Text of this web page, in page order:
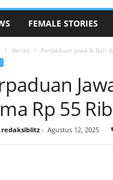
FEMALE STORIES
Berita Perpaduan Jawa & Bali
Rp 55
redaksiblitz- Agustus 12, 2025